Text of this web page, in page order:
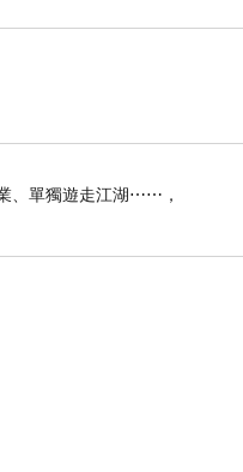
、單獨遊走江湖⋯⋯，